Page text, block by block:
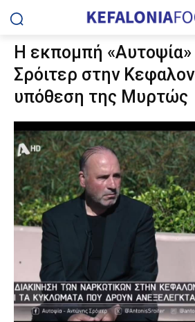
Η εκπομπή
Σρόιτερ στην
υπόθεση της Μυρτώς